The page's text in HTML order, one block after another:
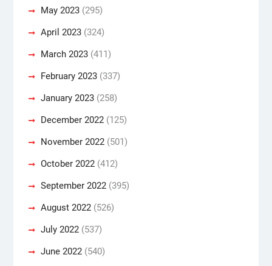
May 2023(295)
April 2023(324)
March 2023(411)
February 2023(337)
January 2023(258)
December 2022(125)
November 2022(501)
October 2022(412)
September 2022(395)
August 2022(526)
July 2022(537)
June 2022(540)